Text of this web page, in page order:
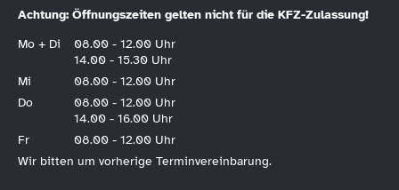
Achtung: Öffnungszeiten gelten nicht für die KFZ-Zulassung!
Mo + Di
08.00 - 12.00 Uhr
14.00 - 15.30 Uhr
Mi
08.00 - 12.00 Uhr
Do
08.00 - 12.00 Uhr
14.00 - 16.00 Uhr
Fr
08.00 - 12.00 Uhr
Wir bitten um vorherige Terminvereinbarung.